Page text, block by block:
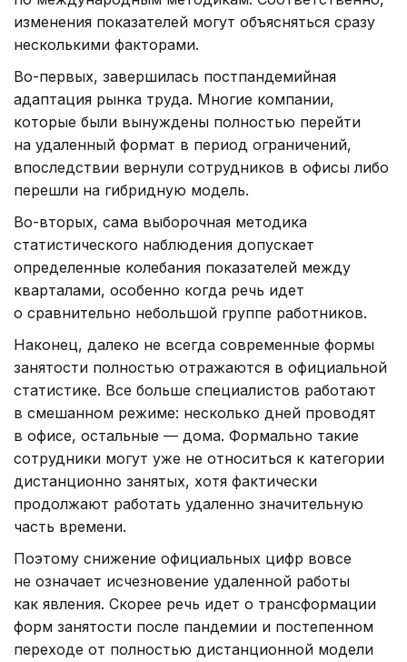
изменения показателей могут объясняться сразу
несколькими факторами.
Во-первых, завершилась постпандемийная
адаптация рынка труда. Многие компании,
которые были вынуждены полностью перейти
на удаленный формат в период ограничений,
впоследствии вернули сотрудников в офисы либо
перешли на гибридную модель.
Во-вторых, сама выборочная методика
статистического наблюдения допускает
определенные колебания показателей между
кварталами, особенно когда речь идет
о сравнительно небольшой группе работников.
Наконец, далеко не всегда современные формы
занятости полностью отражаются в официальной
статистике. Все больше специалистов работают
в смешанном режиме: несколько дней проводят
в офисе, остальные — дома. Формально такие
сотрудники могут уже не относиться к категории
дистанционно занятых, хотя фактически
продолжают работать удаленно значительную
часть времени.
Поэтому снижение официальных цифр вовсе
не означает исчезновение удаленной работы
как явления. Скорее речь идет о трансформации
форм занятости после пандемии и постепенном
переходе от полностью дистанционной модели